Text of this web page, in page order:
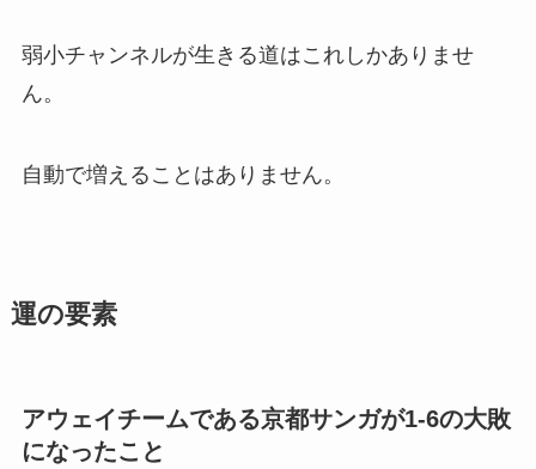
弱小チャンネルが生きる道はこれしかありませ
ん。
自動で増えることはありません。
運の要素
アウェイチームである京都サンガが1-6の大敗
になったこと